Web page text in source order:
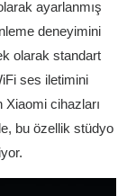
ayarlanmış
deneyimini
olarak standart
ses iletimini
cihazları
bu özellik stüdyo